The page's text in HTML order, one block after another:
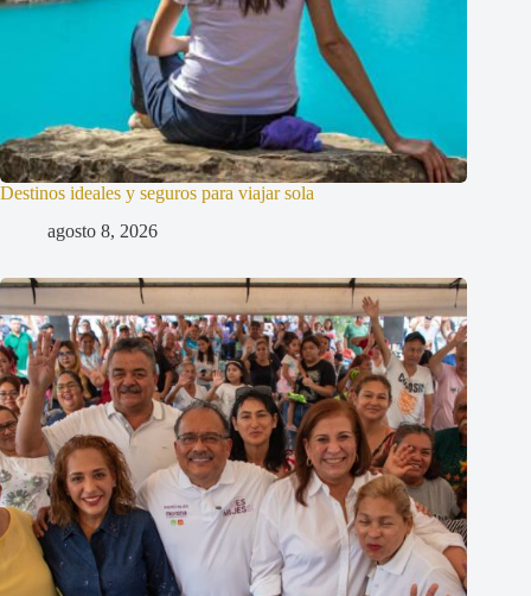
Destinos ideales y seguros para viajar sola
agosto 8, 2026